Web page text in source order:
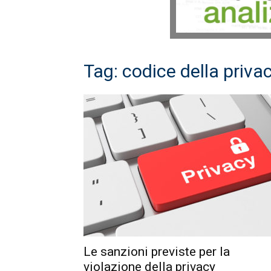
Tag: codice della
Le sanzioni previste per la
violazione della privacy